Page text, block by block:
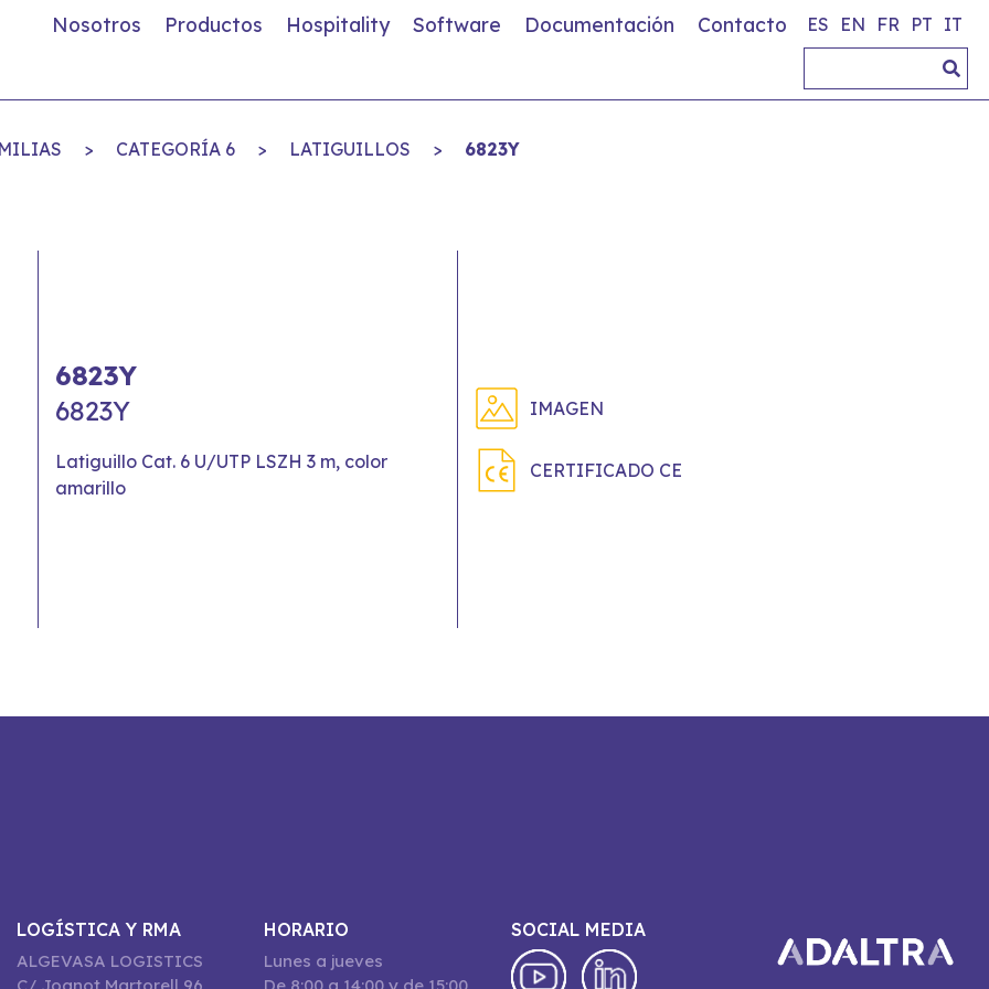
Nosotros Productos Hospitality Software Documentación Contacto ES EN FR PT IT
> CATEGORÍA 6 > LATIGUILLOS > 6823Y
6823Y
6823Y
Latiguillo Cat. 6 U/UTP LSZH 3 m, color
amarillo
IMAGEN
CERTIFICADO CE
LOGÍSTICA Y RMA
ALGEVASA LOGISTICS
HORARIO
Lunes a jueves
SOCIAL MEDIA